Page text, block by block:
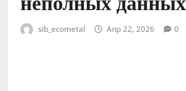
sib_ecometal Апр 22, 2026 0